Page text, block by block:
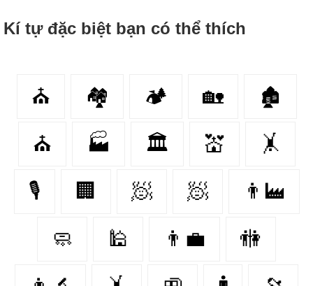
Kí tự đặc biệt bạn có thể thích
⛪️ 🏘 🏕️ 🏡 🏚
⛪ 🏭 🏛 💒 🤸
🎙 🏢 🧖‍ 🧖 👨‍🏭
🧼 🕌 👨‍💼 🚻